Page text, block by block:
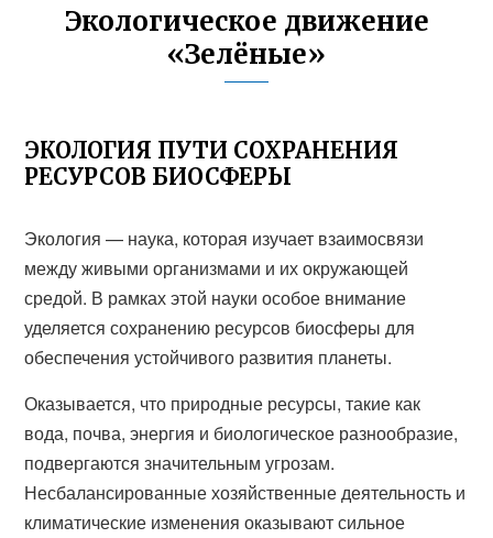
Экологическое движение
«Зелёные»
ЭКОЛОГИЯ ПУТИ СОХРАНЕНИЯ
РЕСУРСОВ БИОСФЕРЫ
Экология — наука, которая изучает взаимосвязи
между живыми организмами и их окружающей
средой. В рамках этой науки особое внимание
уделяется сохранению ресурсов биосферы для
обеспечения устойчивого развития планеты.
Оказывается, что природные ресурсы, такие как
вода, почва, энергия и биологическое разнообразие,
подвергаются значительным угрозам.
Несбалансированные хозяйственные деятельность и
климатические изменения оказывают сильное